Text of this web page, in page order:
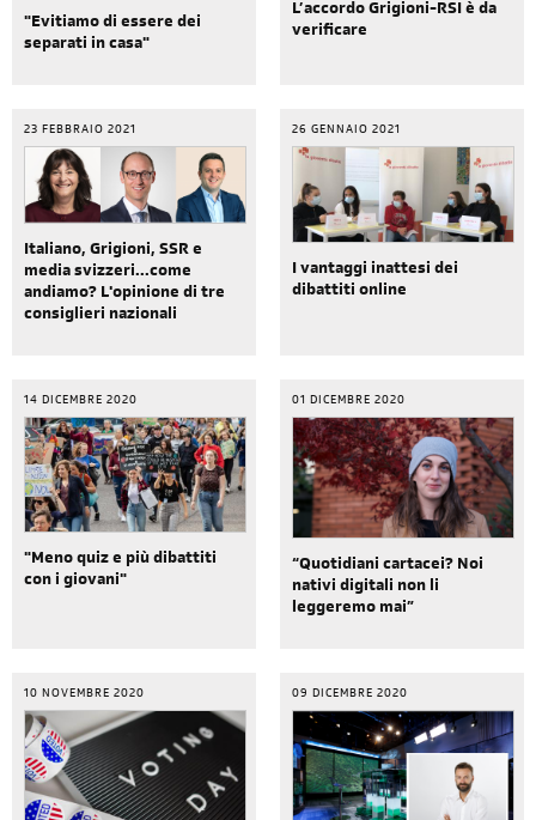
"Evitiamo di essere dei
separati in casa"
L’accordo Grigioni-RSI è da
verificare
23 FEBBRAIO 2021
Italiano, Grigioni, SSR e
media svizzeri...come
andiamo? L'opinione di tre
consiglieri nazionali
26 GENNAIO 2021
I vantaggi inattesi dei
dibattiti online
14 DICEMBRE 2020
"Meno quiz e più dibattiti
con i giovani"
01 DICEMBRE 2020
“Quotidiani cartacei? Noi
nativi digitali non li
leggeremo mai”
10 NOVEMBRE 2020 09 DICEMBRE 2020